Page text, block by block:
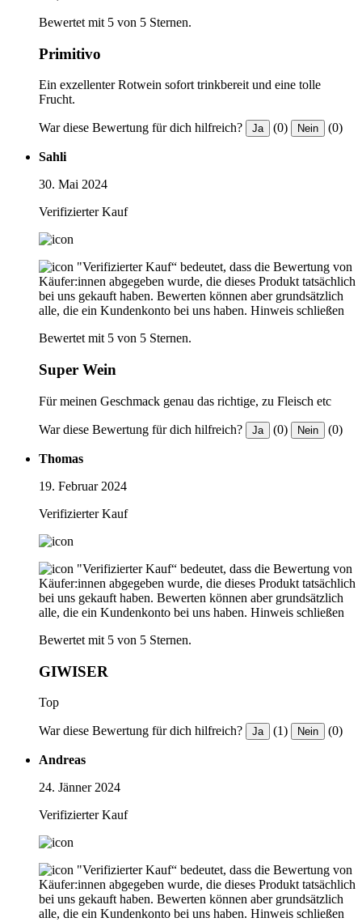
Bewertet mit 5 von 5 Sternen.
Primitivo
Ein exzellenter Rotwein sofort trinkbereit und eine tolle
Frucht.
War diese Bewertung für dich hilfreich? Ja (0) Nein (0)
Sahli
30. Mai 2024
Verifizierter Kauf
"Verifizierter Kauf“ bedeutet, dass die Bewertung von
Käufer:innen abgegeben wurde, die dieses Produkt tatsächlich
bei uns gekauft haben. Bewerten können aber grundsätzlich
alle, die ein Kundenkonto bei uns haben. Hinweis schließen
Bewertet mit 5 von 5 Sternen.
Super Wein
Für meinen Geschmack genau das richtige, zu Fleisch etc
War diese Bewertung für dich hilfreich? Ja (0) Nein (0)
Thomas
19. Februar 2024
Verifizierter Kauf
"Verifizierter Kauf“ bedeutet, dass die Bewertung von
Käufer:innen abgegeben wurde, die dieses Produkt tatsächlich
bei uns gekauft haben. Bewerten können aber grundsätzlich
alle, die ein Kundenkonto bei uns haben. Hinweis schließen
Bewertet mit 5 von 5 Sternen.
GIWISER
Top
War diese Bewertung für dich hilfreich? Ja (1) Nein (0)
Andreas
24. Jänner 2024
Verifizierter Kauf
"Verifizierter Kauf“ bedeutet, dass die Bewertung von
Käufer:innen abgegeben wurde, die dieses Produkt tatsächlich
bei uns gekauft haben. Bewerten können aber grundsätzlich
alle, die ein Kundenkonto bei uns haben. Hinweis schließen